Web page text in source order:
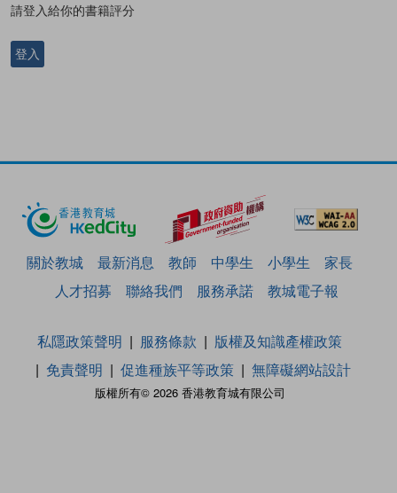
請登入給你的書籍評分
登入
關於教城 最新消息 教師 中學生 小學生
家長
人才招募
聯絡我們 服務承諾 教城電子報
版權所有© 2026 香港教育城有限公司
私隱政策聲明 服務條款
版權及知識產權政策
免責聲明
促進種族平等政策 無障礙網站設計